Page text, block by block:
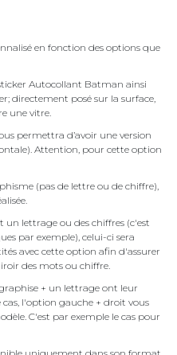
en fonction des options que
Autocollant Batman ainsi
directement posé sur la surface,
une vitre.
permettra d’avoir une version
Attention, pour cette option
(pas de lettre ou de chiffre),
lettrage ou des chiffres (c'est
par exemple), celui-ci sera
avec cette option afin d'assurer
des mots ou chiffre.
+ un lettrage ont leur
cas, l'option gauche + droit vous
C'est par exemple le cas pour